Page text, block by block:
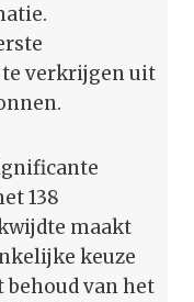
verkrijgen uit
138
maakt
keuze
behoud van het